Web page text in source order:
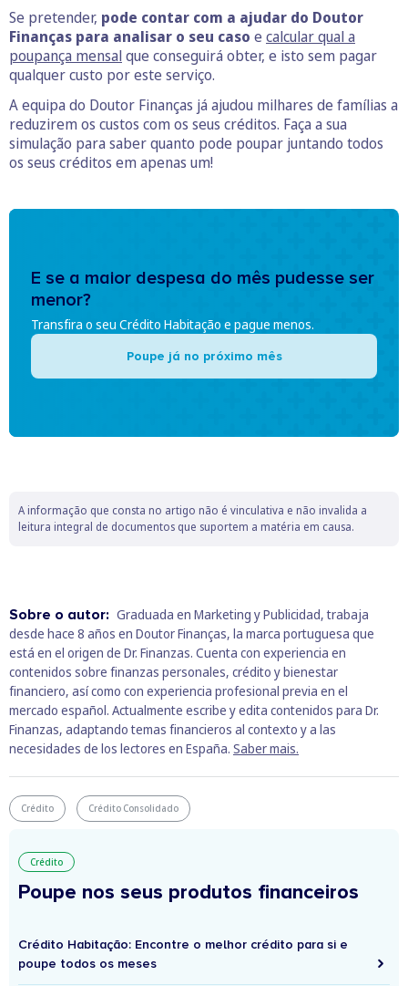
Se pretender, pode contar com a ajudar do Doutor
Finanças para analisar o seu caso e calcular qual a
poupança mensal que conseguirá obter, e isto sem pagar
qualquer custo por este serviço.
A equipa do Doutor Finanças já ajudou milhares de famílias a
reduzirem os custos com os seus créditos. Faça a sua
simulação para saber quanto pode poupar juntando todos
os seus créditos em apenas um!
E se a maior despesa do mês pudesse ser
menor?
Transfira o seu Crédito Habitação e pague menos.
Poupe já no próximo mês
A informação que consta no artigo não é vinculativa e não invalida a
leitura integral de documentos que suportem a matéria em causa.
Sobre o autor: Graduada en Marketing y Publicidad, trabaja
desde hace 8 años en Doutor Finanças, la marca portuguesa que
está en el origen de Dr. Finanzas. Cuenta con experiencia en
contenidos sobre finanzas personales, crédito y bienestar
financiero, así como con experiencia profesional previa en el
mercado español. Actualmente escribe y edita contenidos para Dr.
Finanzas, adaptando temas financieros al contexto y a las
necesidades de los lectores en España. Saber mais.
Crédito Crédito Consolidado
Crédito
Poupe nos seus produtos financeiros
Crédito Habitação: Encontre o melhor crédito para si e
poupe todos os meses